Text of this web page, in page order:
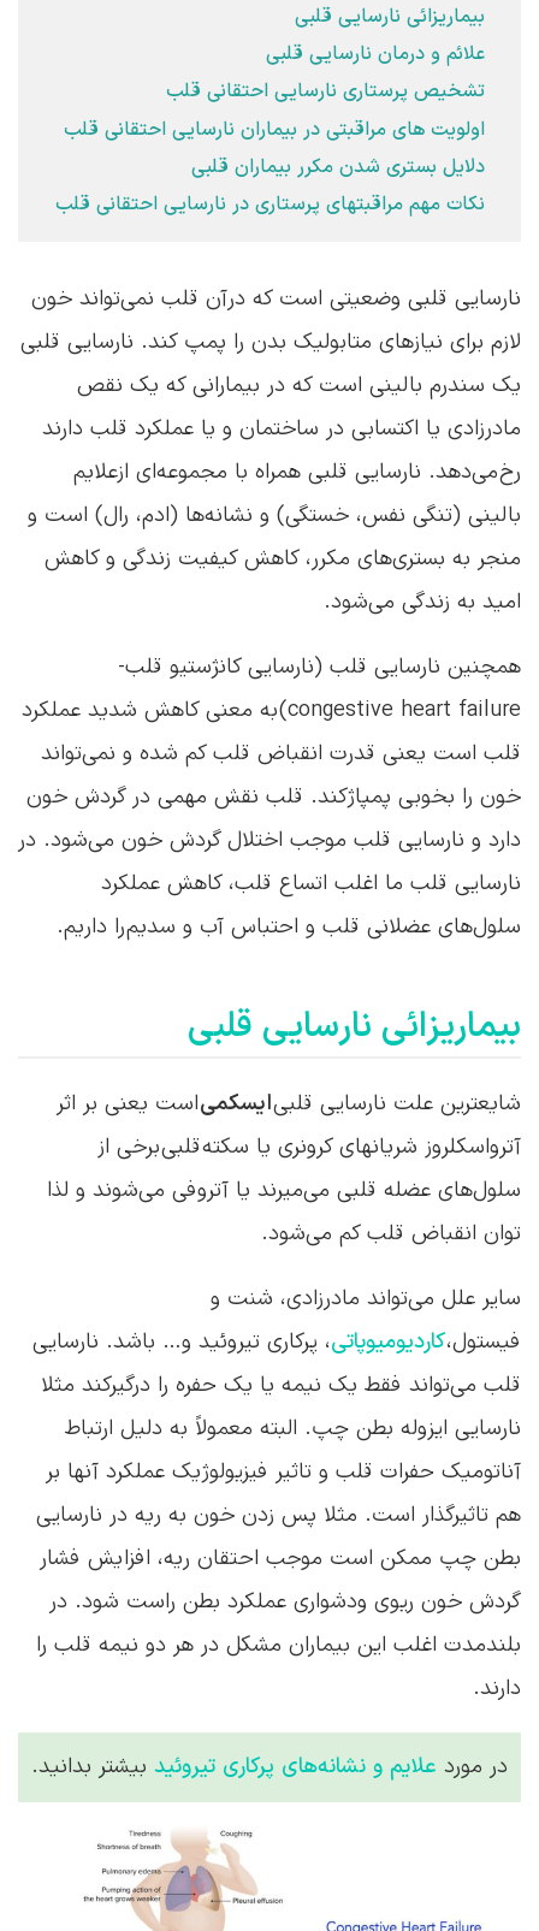
بیماریزائی نارسایی قلبی
علائم و درمان نارسایی قلبی
تشخیص پرستاری نارسایی احتقانی قلب
اولویت های مراقبتی در بیماران نارسایی احتقانی قلب
دلایل بستری شدن مکرر بیماران قلبی
نکات مهم مراقبتهای پرستاری در نارسایی احتقانی قلب
نارسایی قلبی وضعیتی است که درآن قلب نمی‌تواند خون
لازم برای نیازهای متابولیک بدن را پمپ کند. نارسایی قلبی
یک سندرم بالینی است که در بیمارانی که یک نقص
مادرزادی یا اکتسابی در ساختمان و یا عملکرد قلب دارند
رخ می‌دهد. نارسایی قلبی همراه با مجموعه‌ای ازعلایم
بالینی (تنگی نفس، خستگی) و نشانه‌ها (ادم، رال) است و
منجر به بستری‌های مکرر، کاهش کیفیت زندگی و کاهش
امید به زندگی می‌شود.
همچنین نارسایی قلب (نارسایی کانژستیو قلب-
congestive heart failure) به معنی کاهش شدید عملکرد
قلب است یعنی قدرت انقباض قلب کم شده و نمی‌تواند
خون را بخوبی پمپاژکند. قلب نقش مهمی در گردش خون
دارد و نارسایی قلب موجب اختلال گردش خون می‌شود. در
نارسایی قلب ما اغلب اتساع قلب، کاهش عملکرد
سلول‌های عضلانی قلب و احتباس آب و سدیم را داریم.
بیماریزائی نارسایی قلبی
شایعترین علت نارسایی قلبیایسکمیاست یعنی بر اثر
آترواسکلروز شریانهای کرونری یا سکته قلبی برخی از
سلول‌های عضله قلبی می‌میرند یا آتروفی می‌شوند و لذا
توان انقباض قلب کم می‌شود.
سایر علل می‌تواند مادرزادی، شنت و
فیستول،کاردیومیوپاتی، پرکاری تیروئید و… باشد. نارسایی
قلب می‌تواند فقط یک نیمه یا یک حفره را درگیرکند مثلا
نارسایی ایزوله بطن چپ. البته معمولاً به دلیل ارتباط
آناتومیک حفرات قلب و تاثیر فیزیولوژیک عملکرد آنها بر
هم تاثیرگذار است. مثلا پس زدن خون به ریه در نارسایی
بطن چپ ممکن است موجب احتقان ریه، افزایش فشار
گردش خون ریوی ودشواری عملکرد بطن راست شود. در
بلندمدت اغلب این بیماران مشکل در هر دو نیمه قلب را
دارند.
در مورد علایم و نشانه‌های پرکاری تیروئید بیشتر بدانید.